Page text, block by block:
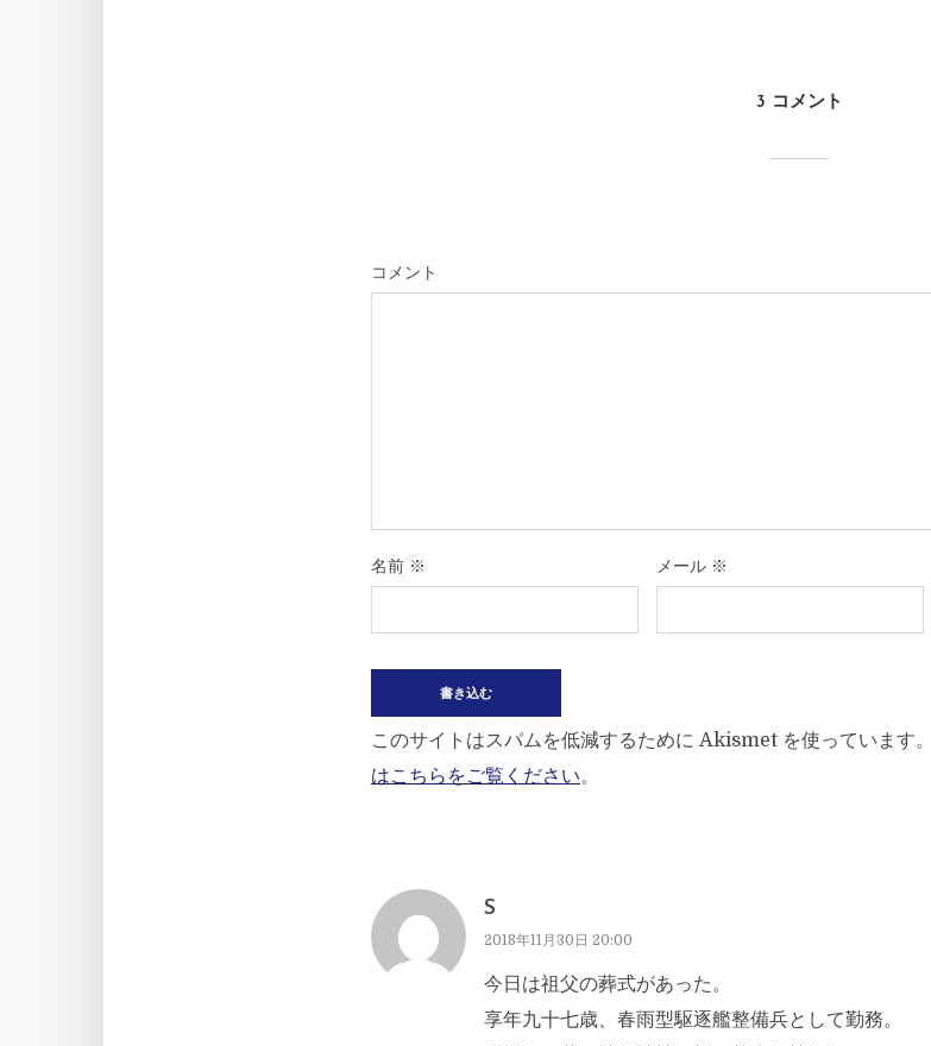
3 コメント
コメント
名前 ※ メール ※
このサイトはスパムを低減するために Akismet を使っています。
はこちらをご覧ください。
S
2018年11月30日 20:00
今日は祖父の葬式があった。
享年九十七歳、春雨型駆逐艦整備兵として勤務。